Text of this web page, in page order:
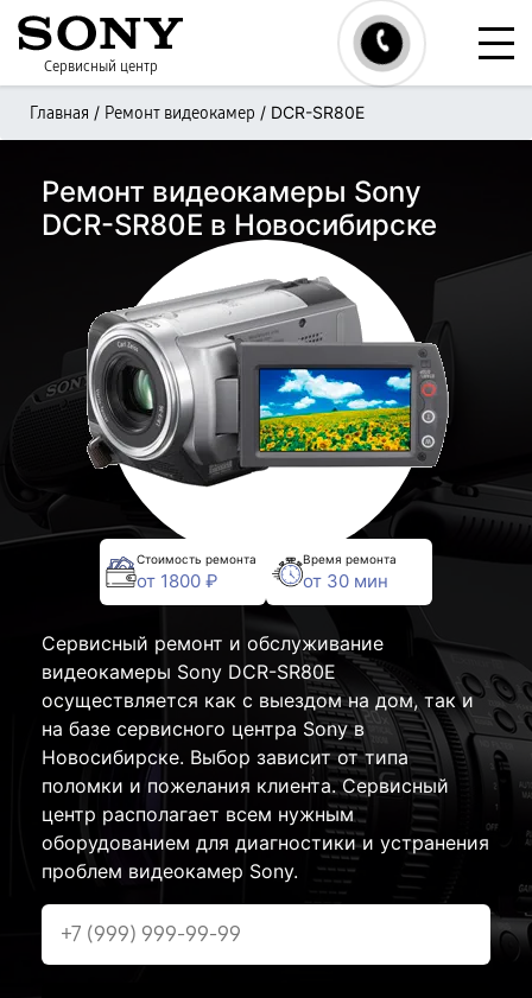
Сервисный центр
Главная / Ремонт видеокамер / DCR-SR80E
Ремонт видеокамеры Sony
DCR-SR80E в Новосибирске
Стоимость ремонта
от 1800 ₽
Время ремонта
от 30 мин
Сервисный ремонт и обслуживание
видеокамеры Sony DCR-SR80E
осуществляется как с выездом на дом, так и
на базе сервисного центра Sony в
Новосибирске. Выбор зависит от типа
поломки и пожелания клиента. Сервисный
центр располагает всем нужным
оборудованием для диагностики и устранения
проблем видеокамер Sony.